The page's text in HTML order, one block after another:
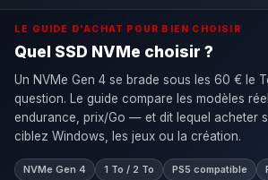
LE GUIDE D'ACHAT POUR BIEN CHOISIR
Quel SSD NVMe choisir ?
Un NVMe Gen 4 se brade sous les 60 € le
question. Le guide compare les modèles
endurance, prix/Go — et dit lequel acheter
ciblez Windows, les jeux ou la création.
NVMe Gen 4 1 To / 2 To PS5 compatible